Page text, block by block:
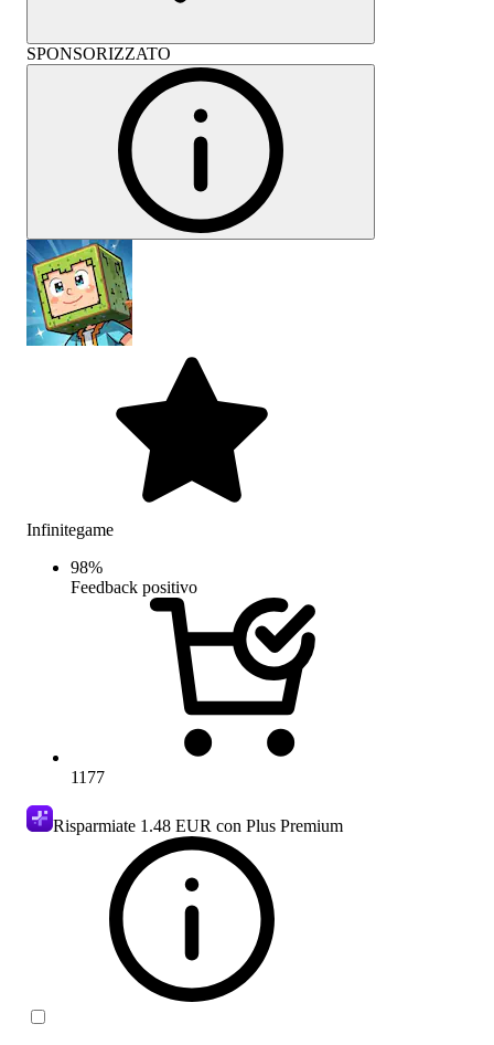
SPONSORIZZATO
Infinitegame
98%
Feedback positivo
1177
Risparmiate 1.48 EUR con Plus Premium